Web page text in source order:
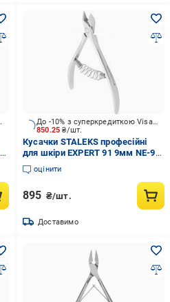
850.25₴/шт.
До -10% з суперкредиткою Visa Вигода
Кусачки STALEKS професійні
для шкіри EXPERT 91 9мм NE-91-
9
оцінити
895 ₴/шт.
Доставимо